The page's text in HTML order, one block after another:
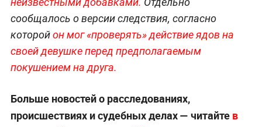
сообщалось о версии следствия, согласно
которойон мог «проверять» действие ядов на
своей девушке перед предполагаемым
покушением на друга.
Больше новостей о расследованиях,
происшествиях и судебных делах — читайтев